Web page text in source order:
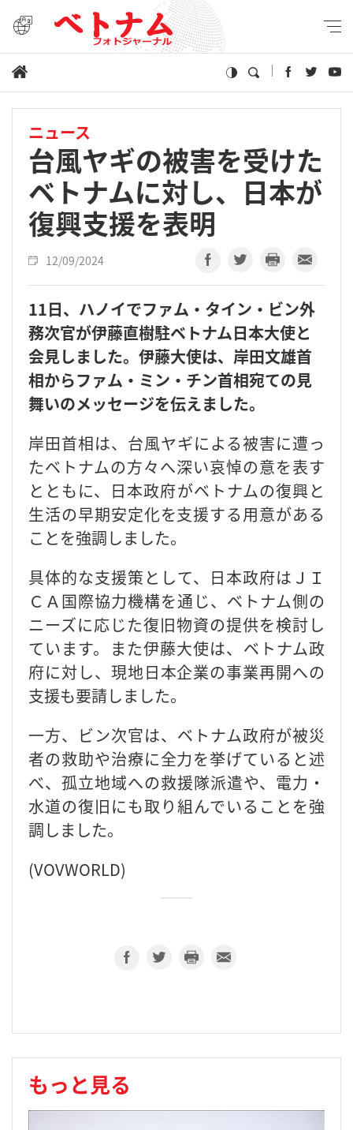
ニュース
台風ヤギの被害を受けた
ベトナムに対し、日本が
復興支援を表明
12/09/2024
11日、ハノイでファム・タイン・ビン外
務次官が伊藤直樹駐ベトナム日本大使と
会見しました。伊藤大使は、岸田文雄首
相からファム・ミン・チン首相宛ての見
舞いのメッセージを伝えました。
岸田首相は、台風ヤギによる被害に遭っ
たベトナムの方々へ深い哀悼の意を表す
とともに、日本政府がベトナムの復興と
生活の早期安定化を支援する用意がある
ことを強調しました。
具体的な支援策として、日本政府はＪＩ
ＣＡ国際協力機構を通じ、ベトナム側の
ニーズに応じた復旧物資の提供を検討し
ています。また伊藤大使は、ベトナム政
府に対し、現地日本企業の事業再開への
支援も要請しました。
一方、ビン次官は、ベトナム政府が被災
者の救助や治療に全力を挙げていると述
べ、孤立地域への救援隊派遣や、電力・
水道の復旧にも取り組んでいることを強
調しました。
(VOVWORLD)
もっと見る